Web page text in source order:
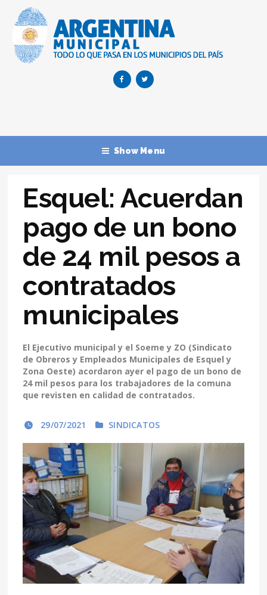
Show Menu
Esquel: Acuerdan
pago de un bono
de 24 mil pesos a
contratados
municipales
El Ejecutivo municipal y el Soeme y ZO (Sindicato
de Obreros y Empleados Municipales de Esquel y
Zona Oeste) acordaron ayer el pago de un bono de
24 mil pesos para los trabajadores de la comuna
que revisten en calidad de contratados.
29/07/2021 SINDICATOS